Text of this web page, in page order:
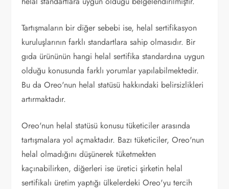
Tartışmaların bir diğer sebebi ise, helal sertifikasyon
kuruluşlarının farklı standartlara sahip olmasıdır. Bir
gıda ürününün hangi helal sertifika standardına uygun
olduğu konusunda farklı yorumlar yapılabilmektedir.
Bu da Oreo'nun helal statüsü hakkındaki belirsizlikleri
artırmaktadır.
Oreo'nun helal statüsü konusu tüketiciler arasında
tartışmalara yol açmaktadır. Bazı tüketiciler, Oreo'nun
helal olmadığını düşünerek tüketmekten
kaçınabilirken, diğerleri ise üretici şirketin helal
sertifikalı üretim yaptığı ülkelerdeki Oreo'yu tercih